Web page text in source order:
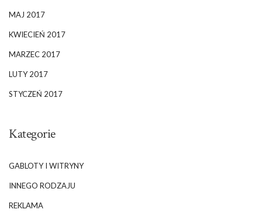
MAJ 2017
KWIECIEŃ 2017
MARZEC 2017
LUTY 2017
STYCZEŃ 2017
Kategorie
GABLOTY I WITRYNY
INNEGO RODZAJU
REKLAMA